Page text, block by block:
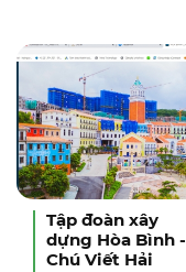
Tập đoàn xây
dựng Hòa Bình -
Chú Viết Hải